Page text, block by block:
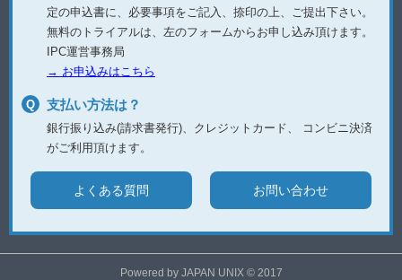
定の申込書に、必要事項をご記入、捺印の上、ご提出下さい。
無料のトライアルは、左のフォームからお申し込み頂けます。
IPC運営事務局
→ お申込みはこちら
支払い方法は？
銀行振り込み(請求書発行)、クレジットカード、
コンビニ決済
がご利用頂けます。
よくある質問 お問い合わせ
Powered by JAPAN UNIX © 2017